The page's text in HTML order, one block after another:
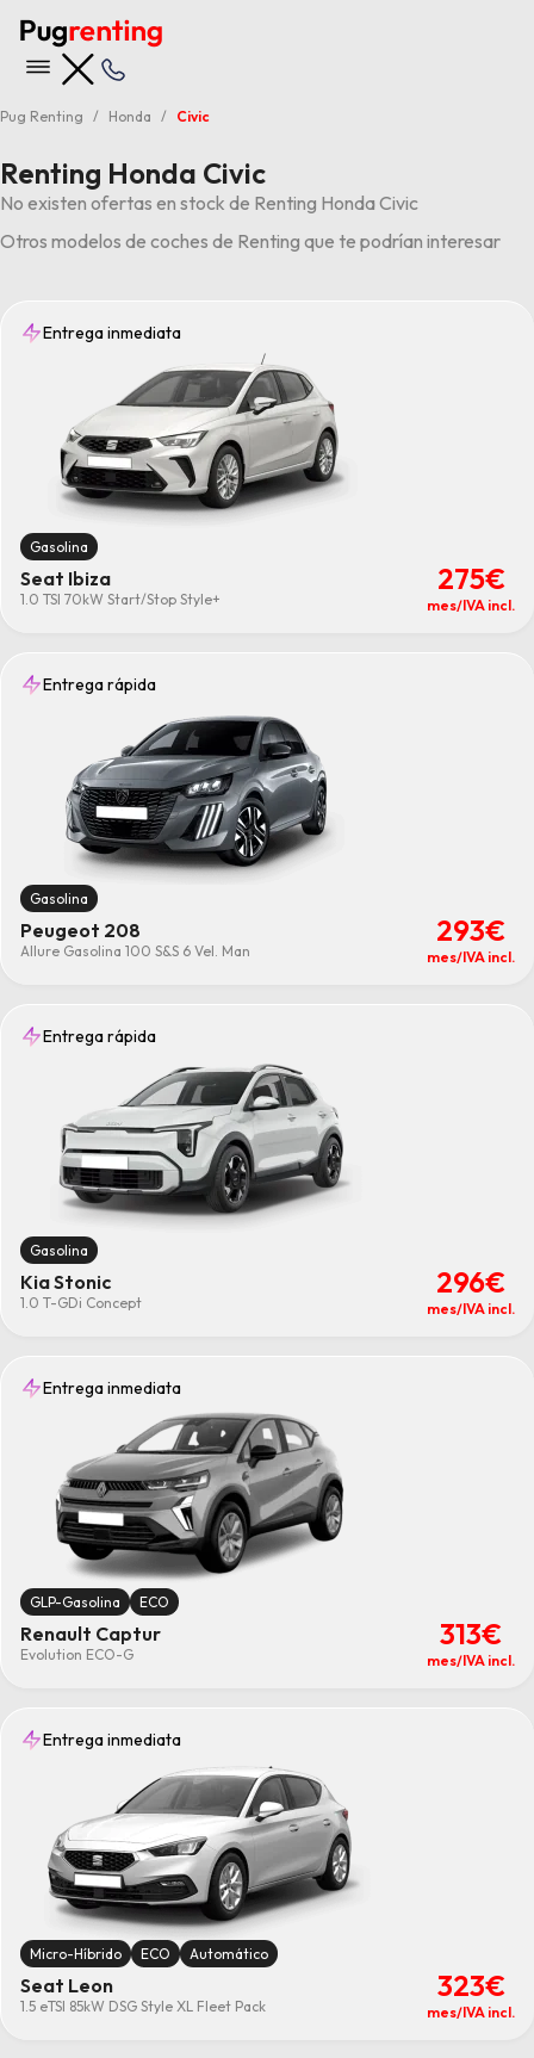
Pug Renting Honda Civic
Renting Honda Civic
No existen ofertas en stock de Renting Honda Civic
Otros modelos de coches de Renting que te podrían interesar
Entrega inmediata
Gasolina
Seat Ibiza
1.0 TSI 70kW Start/Stop Style+
275€
mes/IVA incl.
Entrega rápida
Gasolina
Peugeot 208
Allure Gasolina 100 S&S 6 Vel. Man
293€
mes/IVA incl.
Entrega rápida
Gasolina
Kia Stonic
1.0 T-GDi Concept
296€
mes/IVA incl.
Entrega inmediata
GLP-Gasolina ECO
Renault Captur
Evolution ECO-G
313€
mes/IVA incl.
Entrega inmediata
Micro-Híbrido ECO Automático
Seat Leon
1.5 eTSI 85kW DSG Style XL Fleet Pack
323€
mes/IVA incl.